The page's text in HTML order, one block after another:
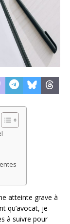
atteinte grave à
qu’avocat, je
à suivre pour